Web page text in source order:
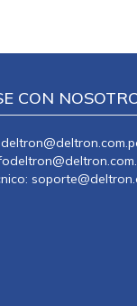
CON